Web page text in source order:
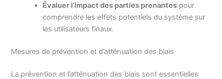
Évaluer l’impact des parties prenantes pour
comprendre les effets potentiels du système sur
les utilisateurs finaux.
Mesures de prévention et d’atténuation des biais
La prévention et l’atténuation des biais sont essentielles